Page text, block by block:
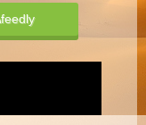
feedly